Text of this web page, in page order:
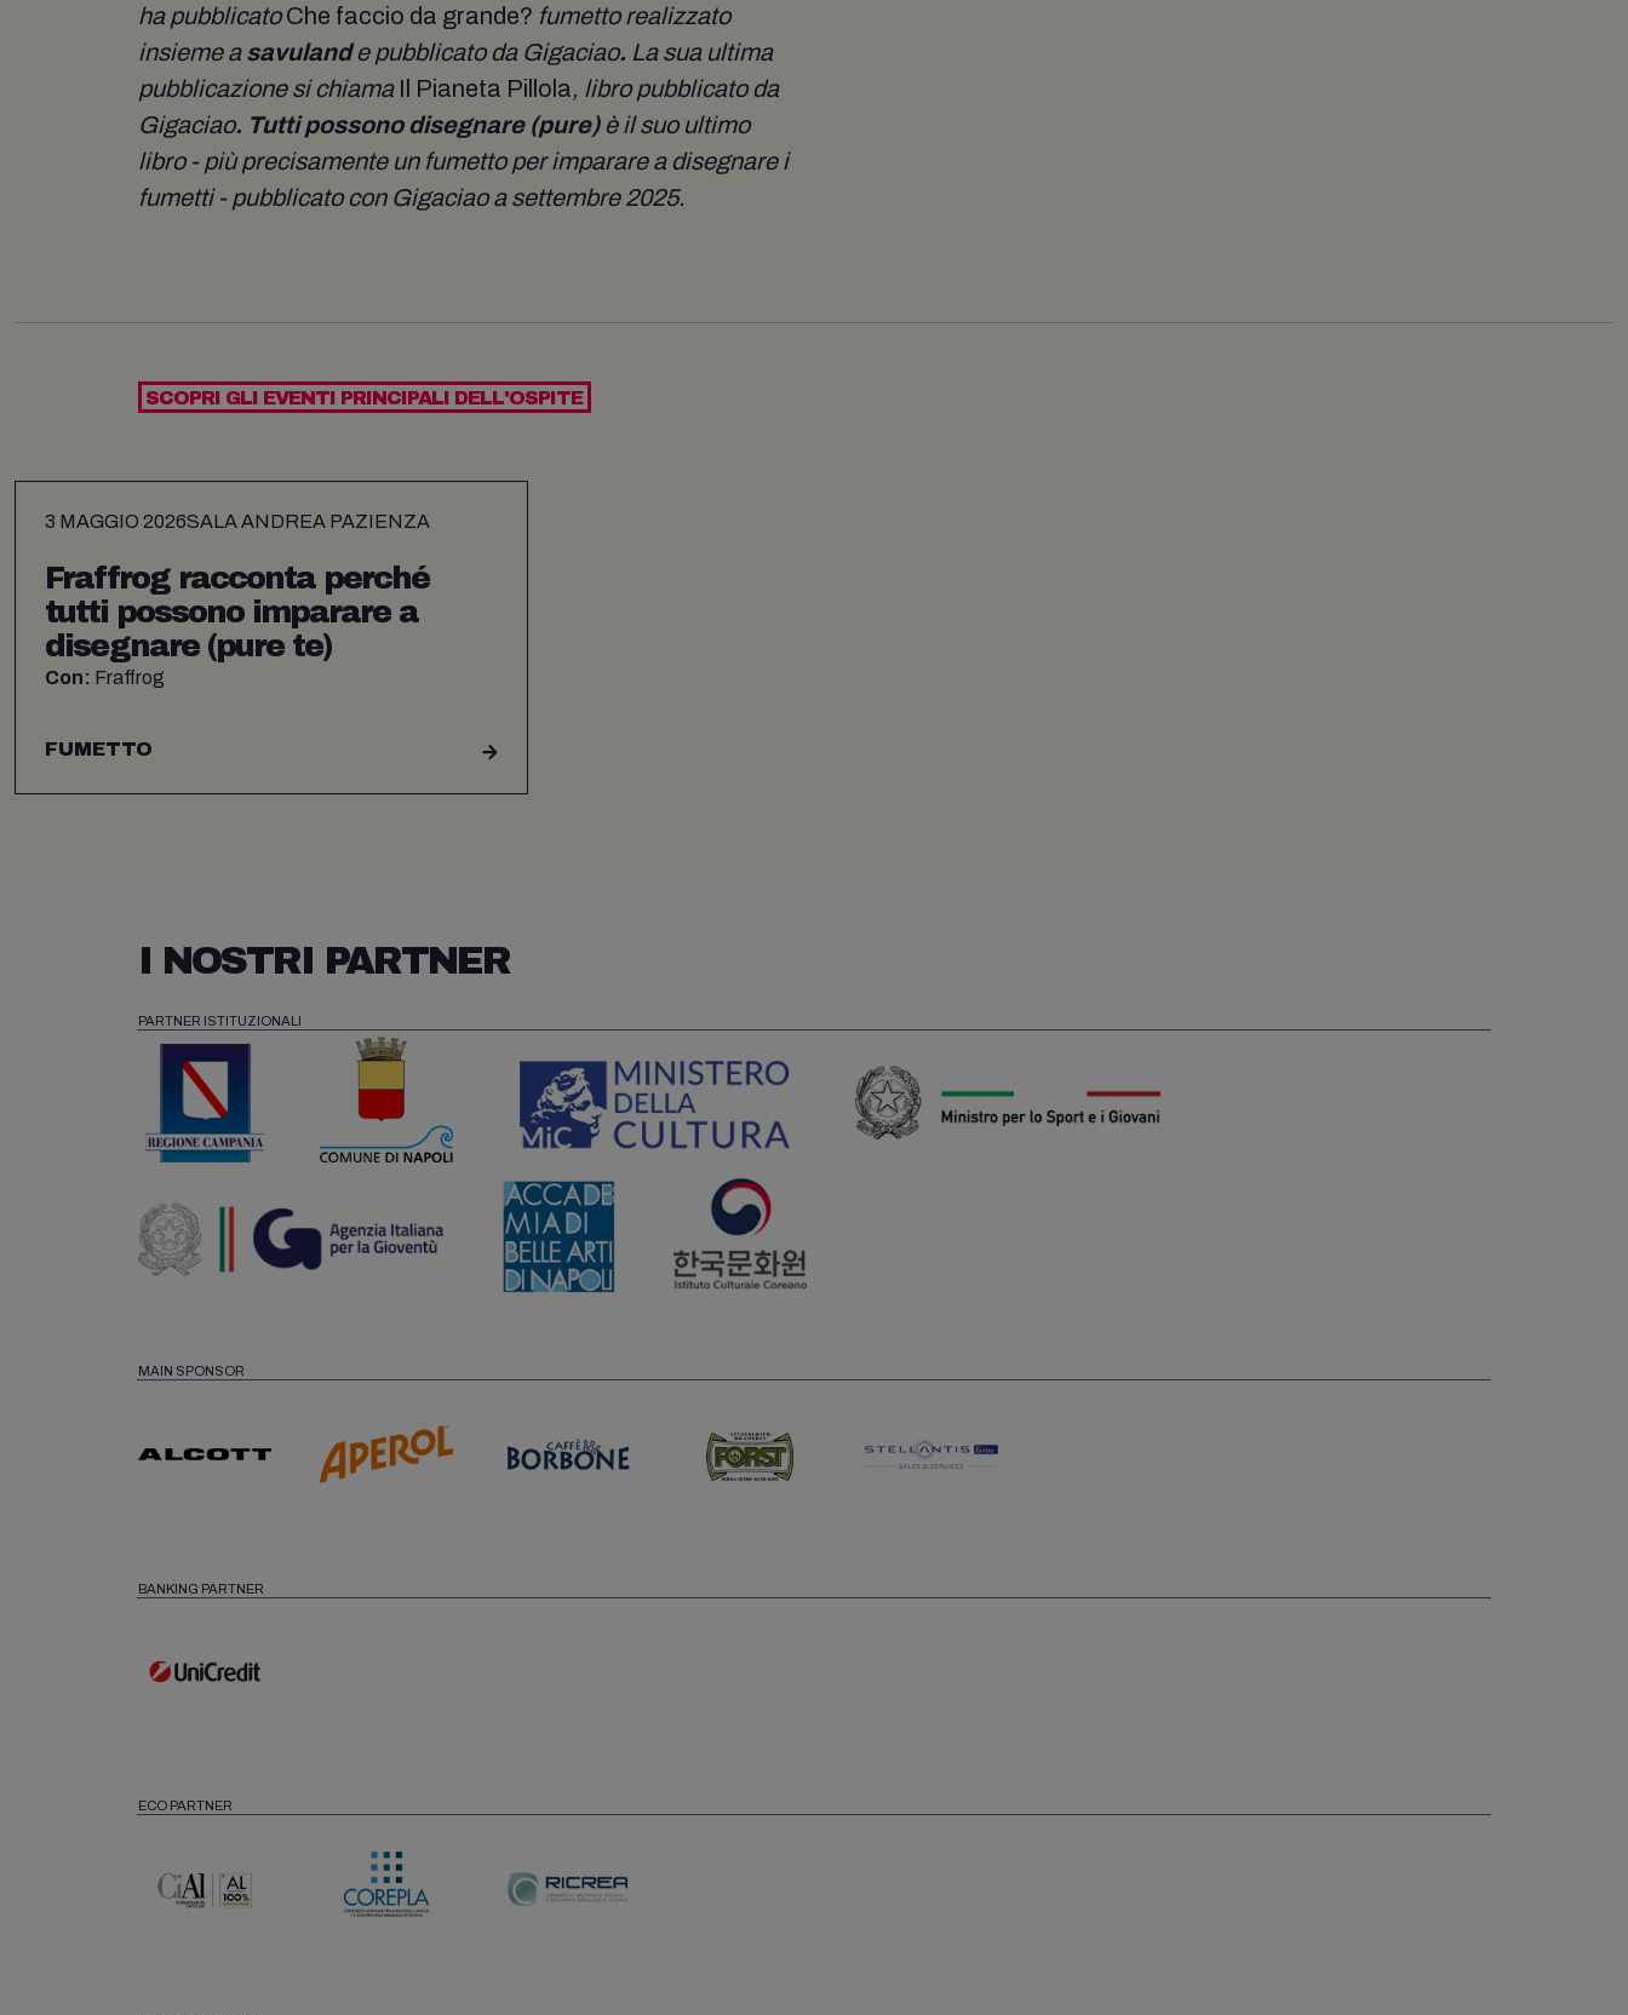
ha pubblicatoChe faccio da grande? fumetto realizzato
insieme asavulande pubblicato da Gigaciao. La sua ultima
pubblicazione si chiama Il Pianeta Pillola, libro pubblicato da
Gigaciao. Tutti possono disegnare (pure) è il suo ultimo
libro - più precisamente un fumetto per imparare a disegnare i
fumetti - pubblicato con Gigaciao a settembre 2025.
SCOPRI GLI EVENTI PRINCIPALI DELL'OSPITE
3 MAGGIO 2026SALA ANDREA PAZIENZA
Fraffrog racconta perché
tutti possono imparare a
disegnare (pure te)
Con: Fraffrog
FUMETTO
I NOSTRI PARTNER
PARTNER ISTITUZIONALI
MAIN SPONSOR
BANKING PARTNER
ECO PARTNER